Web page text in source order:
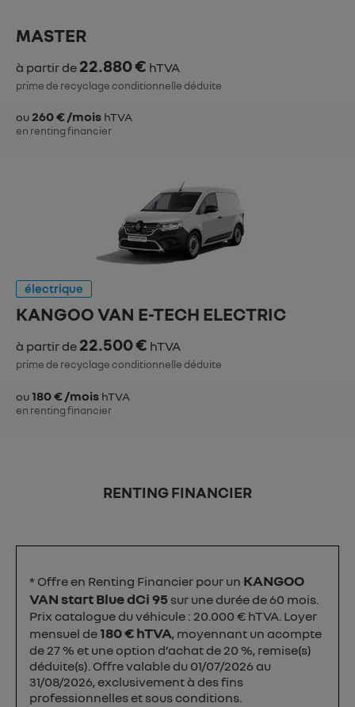
MASTER
à partir de 22.880 € hTVA
prime de recyclage conditionnelle déduite
ou260 € /mois hTVA
en renting financier
électrique
KANGOO VAN E-TECH ELECTRIC
à partir de 22.500 € hTVA
prime de recyclage conditionnelle déduite
ou180 € /mois hTVA
en renting financier
RENTING FINANCIER
* Offre en Renting Financier pour un KANGOO
VAN start Blue dCi 95 sur une durée de 60 mois.
Prix catalogue du véhicule : 20.000 € hTVA. Loyer
mensuel de180 € hTVA, moyennant un acompte
de 27 % et une option d’achat de 20 %, remise(s)
déduite(s). Offre valable du 01/07/2026 au
31/08/2026, exclusivement à des fins
professionnelles et sous conditions.